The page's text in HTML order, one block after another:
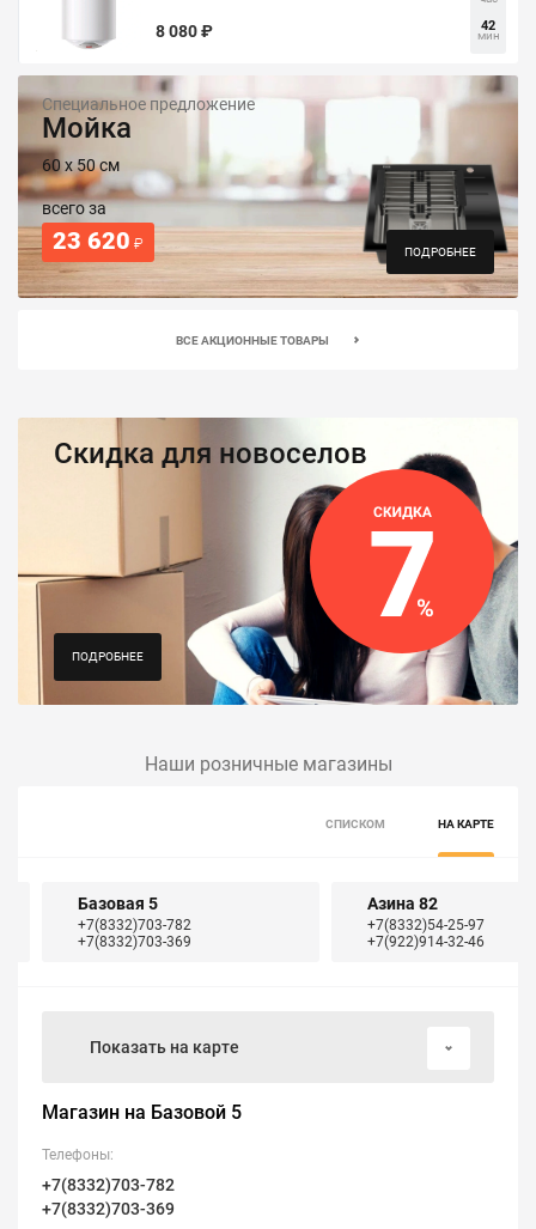
8 080 ₽ 42
мин
Специальное предложение
Мойка
60 х 50 см
всего за
23 620 ₽ ПОДРОБНЕЕ
ВСЕ АКЦИОННЫЕ ТОВАРЫ
Скидка для новоселов
ПОДРОБНЕЕ
Наши розничные магазины
СПИСКОМ НА КАРТЕ
Базовая 5
+7(8332)703-782
+7(8332)703-369
Азина 82
+7(8332)54-25-97
+7(922)914-32-46
Магазин на Базовой 5
Телефоны:
+7(8332)703-782
+7(8332)703-369